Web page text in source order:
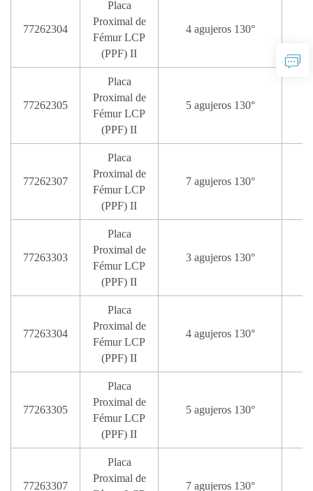
77262304
Placa
Proximal de
Fémur LCP
(PPF) II
4 agujeros 130°
77262305
Placa
Proximal de
Fémur LCP
(PPF) II
5 agujeros 130°
77262307
Placa
Proximal de
Fémur LCP
(PPF) II
7 agujeros 130°
77263303
Placa
Proximal de
Fémur LCP
(PPF) II
3 agujeros 130°
77263304
Placa
Proximal de
Fémur LCP
(PPF) II
4 agujeros 130°
77263305
Placa
Proximal de
Fémur LCP
(PPF) II
5 agujeros 130°
77263307
Placa
Proximal de
7 agujeros 130°